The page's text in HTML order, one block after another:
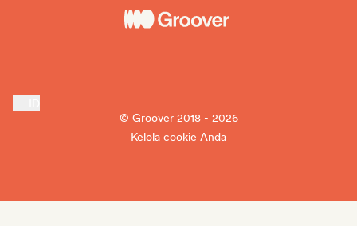
© Groover 2018 - 2026
Kelola cookie Anda